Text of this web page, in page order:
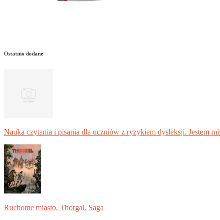
Ostatnio dodane
Nauka czytania i pisania dla uczniów z ryzykiem dysleksji. Jestem
Ruchome miasto. Thorgal. Saga